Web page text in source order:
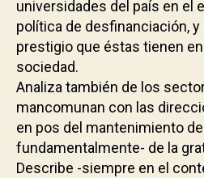
universidades del país en el
política de desfinanciación, y
prestigio que éstas tienen
sociedad.
Analiza también de los
mancomunan con las
en pos del mantenimiento
fundamentalmente- de la
Describe -siempre en el